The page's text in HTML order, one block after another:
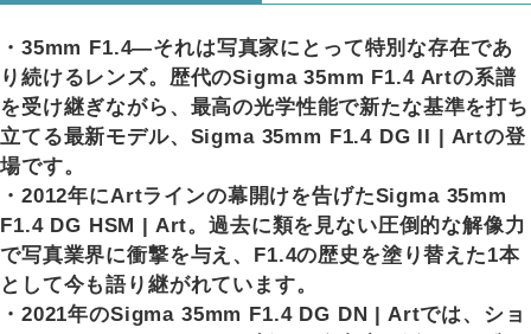
・35mm F1.4―それは写真家にとって特別な存在であ
り続けるレンズ。歴代のSigma 35mm F1.4 Artの系譜
を受け継ぎながら、最高の光学性能で新たな基準を打ち
立てる最新モデル、Sigma 35mm F1.4 DG II | Artの登
場です。
・2012年にArtラインの幕開けを告げたSigma 35mm
F1.4 DG HSM | Art。過去に類を見ない圧倒的な解像力
で写真業界に衝撃を与え、F1.4の歴史を塗り替えた1本
として今も語り継がれています。
・2021年のSigma 35mm F1.4 DG DN | Artでは、ショ